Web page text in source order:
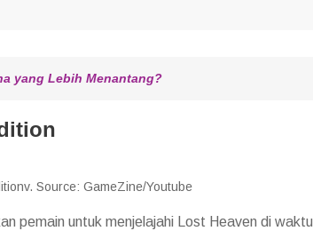
yang Lebih Menantang?
Source: GameZine/Youtube
pemain untuk menjelajahi Lost Heaven di waktu